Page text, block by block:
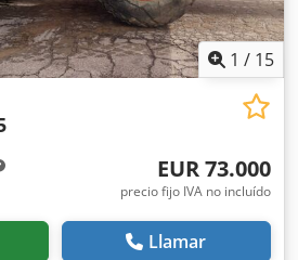
1 / 15
EUR 73.000
precio fijo IVA no incluído
Llamar